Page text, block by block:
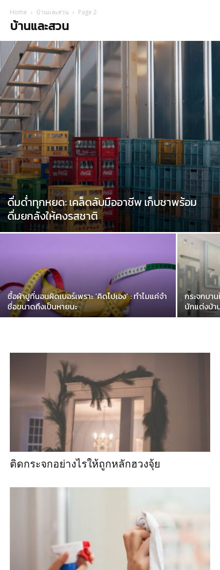
Home บ้านและสวน Page 2
บ้านและสวน
ดื่มด่ำทุกหยด: เคล็ดลับมืออาชีพ เก็บชาพร้อม
ดื่มยกลังให้คงรสชาติ
ซื้อผ้าปูที่นอนผิดเบอร์เพราะ ‘คิดไปเอง’ : ทำไมแค่จำ
ชื่อขนาดถึงเป็นหายนะ
กระจกบา
นักแต่งบ้
ติดกระจกอย่างไรให้ถูกหลักฮวงจุ้ย